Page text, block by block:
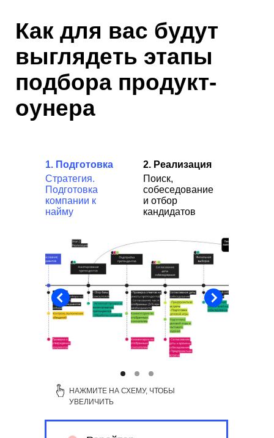
Как для вас будут
выглядеть этапы
подбора продукт-
оунера
НАЖМИТЕ НА СХЕМУ, ЧТОБЫ
УВЕЛИЧИТЬ
1. Подготовка 2. Реализация
Стратегия.
Подготовка
компании к
найму
Поиск,
собеседование
и отбор
кандидатов